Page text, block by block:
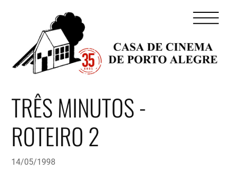
TRÊS MINUTOS -
ROTEIRO 2
14/05/1998